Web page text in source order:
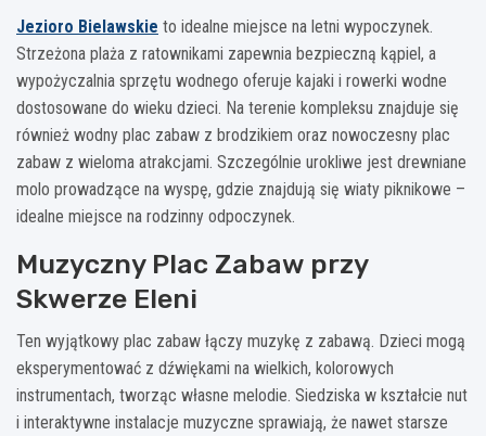
Jezioro Bielawskie to idealne miejsce na letni wypoczynek.
Strzeżona plaża z ratownikami zapewnia bezpieczną kąpiel, a
wypożyczalnia sprzętu wodnego oferuje kajaki i rowerki wodne
dostosowane do wieku dzieci. Na terenie kompleksu znajduje się
również wodny plac zabaw z brodzikiem oraz nowoczesny plac
zabaw z wieloma atrakcjami. Szczególnie urokliwe jest drewniane
molo prowadzące na wyspę, gdzie znajdują się wiaty piknikowe –
idealne miejsce na rodzinny odpoczynek.
Muzyczny Plac Zabaw przy
Skwerze Eleni
Ten wyjątkowy plac zabaw łączy muzykę z zabawą. Dzieci mogą
eksperymentować z dźwiękami na wielkich, kolorowych
instrumentach, tworząc własne melodie. Siedziska w kształcie nut
i interaktywne instalacje muzyczne sprawiają, że nawet starsze